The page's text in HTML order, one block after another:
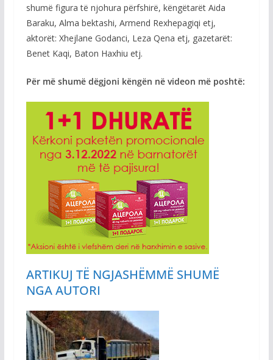
shumë figura të njohura përfshirë, këngëtarët Aida
Baraku, Alma bektashi, Armend Rexhepagiqi etj,
aktorët: Xhejlane Godanci, Leza Qena etj, gazetarët:
Benet Kaqi, Baton Haxhiu etj.
Për më shumë dëgjoni këngën në videon më poshtë:
ARTIKUJ TË NGJASHËMMË SHUMË
NGA AUTORI